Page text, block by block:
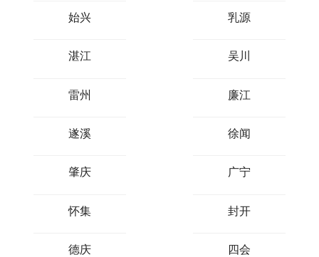
始兴 乳源
湛江 吴川
雷州 廉江
遂溪 徐闻
肇庆 广宁
怀集 封开
德庆 四会